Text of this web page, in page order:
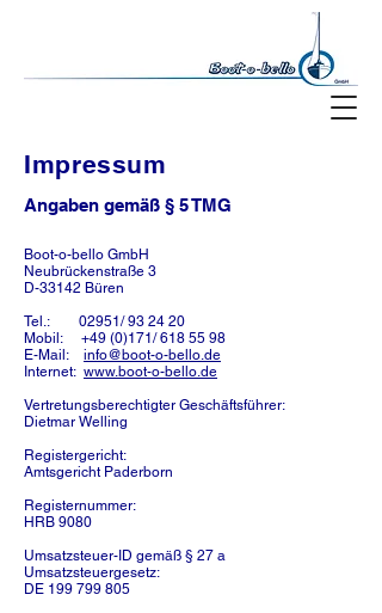
Impressum
Angaben gemäß § 5 TMG
Boot-o-bello GmbH
Neubrückenstraße 3
D-33142 Büren
Tel.: 02951/ 93 24 20
Mobil: +49 (0)171/618 55 98
E-Mail: info@boot-o-bello.de
Internet: www.boot-o-bello.de
Vertretungsberechtigter Geschäftsführer:
Dietmar Welling
Registergericht:
Amtsgericht Paderborn
Registernummer:
HRB 9080
Umsatzsteuer-ID gemäß § 27 a
Umsatzsteuergesetz:
DE 199 799 805